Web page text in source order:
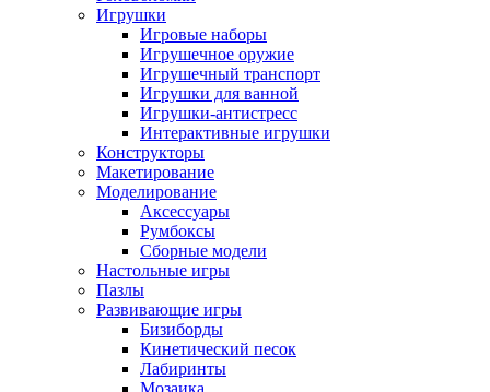
Игрушки
Игровые наборы
Игрушечное оружие
Игрушечный транспорт
Игрушки для ванной
Игрушки-антистресс
Интерактивные игрушки
Конструкторы
Макетирование
Моделирование
Аксессуары
Румбоксы
Сборные модели
Настольные игры
Пазлы
Развивающие игры
Бизиборды
Кинетический песок
Лабиринты
Мозаика